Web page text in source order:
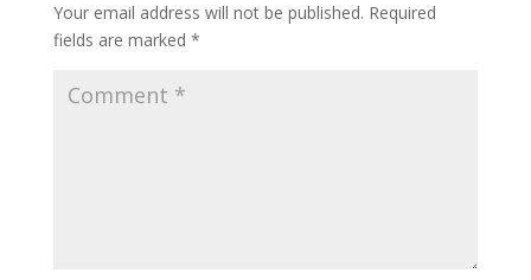
Your email address will not be published. Required
fields are marked *